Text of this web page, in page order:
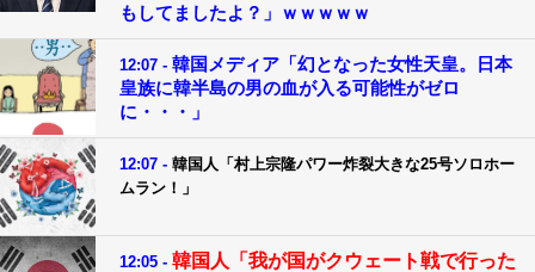
もしてましたよ？」ｗｗｗｗｗ
12:07 - 韓国メディア「幻となった女性天皇。日本
皇族に韓半島の男の血が入る可能性がゼロ
に・・・」
12:07 - 韓国人「村上宗隆パワー炸裂大きな25号ソロホー
ムラン！」
12:05 - 韓国人「我が国がクウェート戦で行った